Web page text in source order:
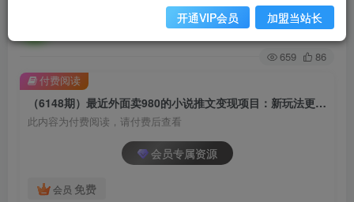
关注 私信
659 86
（6148期）最近外面卖980的小说推文变现项目：新玩法更新，更加完善，内含2500G素材
此内容为付费阅读，请付费后查看
会员专属资源
会员 免费
付费阅读
开通VIP会员 加盟当站长